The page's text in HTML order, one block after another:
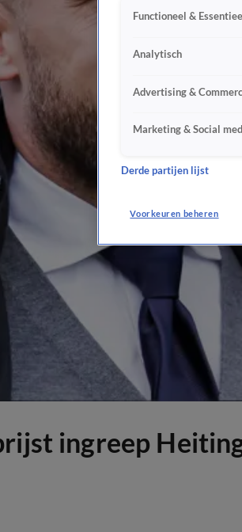
ingreep
Functioneel & Essentieel
Analytisch
Advertising &
Marketing & Social
Derde partijen lijst
Voorkeuren beheren